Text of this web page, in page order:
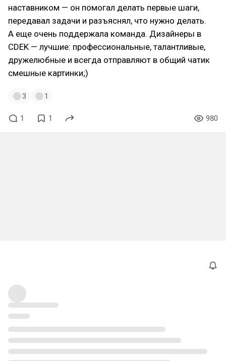
наставником — он помогал делать первые шаги,
передавал задачи и разъяснял, что нужно делать.
А еще очень поддержала команда. Дизайнеры в
CDEK — лучшие: профессиональные, талантливые,
дружелюбные и всегда отправляют в общий чатик
смешные картинки;)
3 1
1 1 980